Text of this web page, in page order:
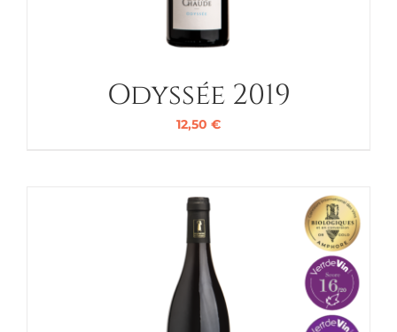
Odyssée 2019
12,50 €